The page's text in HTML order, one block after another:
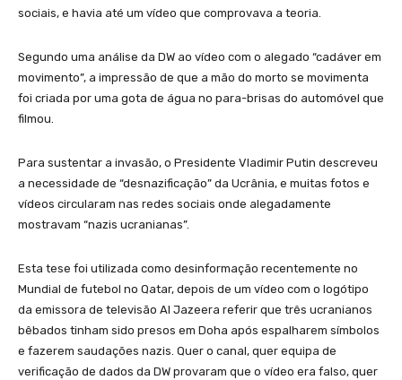
sociais, e havia até um vídeo que comprovava a teoria.
Segundo uma análise da DW ao vídeo com o alegado “cadáver em
movimento”, a impressão de que a mão do morto se movimenta
foi criada por uma gota de água no para-brisas do automóvel que
filmou.
Para sustentar a invasão, o Presidente Vladimir Putin descreveu
a necessidade de “desnazificação” da Ucrânia, e muitas fotos e
vídeos circularam nas redes sociais onde alegadamente
mostravam “nazis ucranianas”.
Esta tese foi utilizada como desinformação recentemente no
Mundial de futebol no Qatar, depois de um vídeo com o logótipo
da emissora de televisão Al Jazeera referir que três ucranianos
bêbados tinham sido presos em Doha após espalharem símbolos
e fazerem saudações nazis. Quer o canal, quer equipa de
verificação de dados da DW provaram que o vídeo era falso, quer